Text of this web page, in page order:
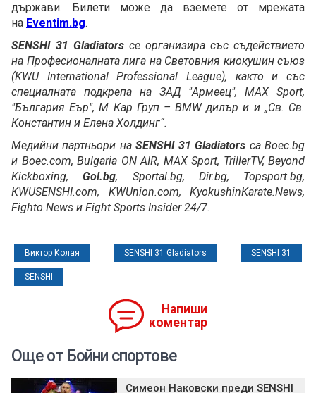
държави. Билети може да вземете от мрежата
на Eventim.bg.
SENSHI 31 Gladiators се организира със съдействието
на Професионалната лига на Световния киокушин съюз
(KWU International Professional League), както и със
специалната подкрепа на ЗАД "Армеец", MAX Sport,
"България Еър", М Кар Груп – BMW дилър и и „Св. Св.
Константин и Елена Холдинг“.
Медийни партньори на SENSHI 31 Gladiators са Boec.bg
и Boec.com, Bulgaria ON AIR, MAX Sport, TrillerTV, Beyond
Kickboxing,Gol.bg, Sportal.bg, Dir.bg, Topsport.bg,
КWUSENSHI.com, KWUnion.com, KyokushinКarate.News,
Fighto.News и Fight Sports Insider 24/7.
Виктор Колая SENSHI 31 Gladiators SENSHI 31
SENSHI
Напиши
коментар
Още от Бойни спортове
Симеон Наковски преди SENSHI